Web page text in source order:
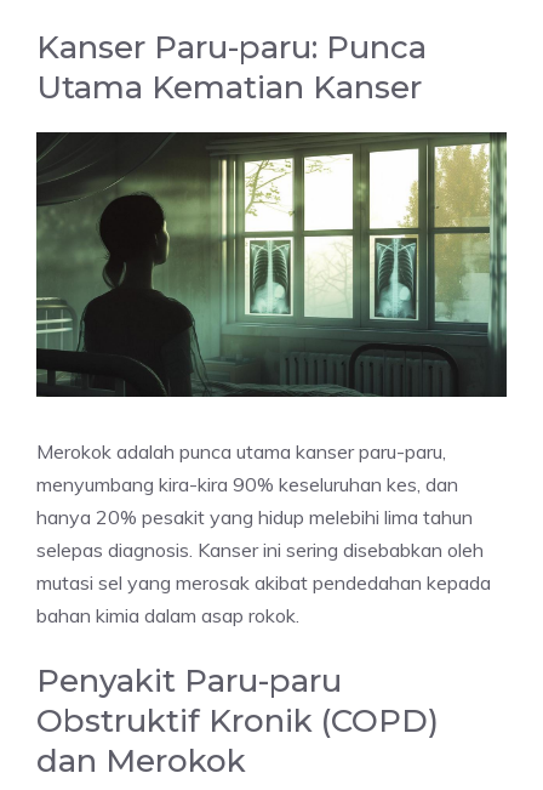
Kanser Paru-paru: Punca
Utama Kematian Kanser
Merokok adalah punca utama kanser paru-paru,
menyumbang kira-kira 90% keseluruhan kes, dan
hanya 20% pesakit yang hidup melebihi lima tahun
selepas diagnosis. Kanser ini sering disebabkan oleh
mutasi sel yang merosak akibat pendedahan kepada
bahan kimia dalam asap rokok.
Penyakit Paru-paru
Obstruktif Kronik (COPD)
dan Merokok